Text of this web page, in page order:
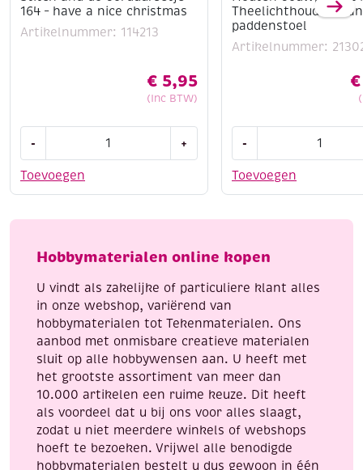
164 – have a nice christmas
Artikelnummer: 114213
€ 5,95
(Inc BTW)
Toevoegen
-
do
-
christmas
aantal
+
Theelichthouder
paddenstoel
Artikelnummer:
€
Toevoegen
-
/
en
aantal
Hobbymaterialen online kopen
U vindt als zakelijke of particuliere klant alles
in onze webshop, variërend van
hobbymaterialen tot Tekenmaterialen. Ons
aanbod met onmisbare creatieve materialen
sluit op alle hobbywensen aan. U heeft met
het grootste assortiment van meer dan
10.000 artikelen een ruime keuze. Dit heeft
als voordeel dat u bij ons voor alles slaagt,
zodat u niet meerdere winkels of webshops
hoeft te bezoeken. Vrijwel alle benodigde
hobbymaterialen bestelt u dus gewoon in één